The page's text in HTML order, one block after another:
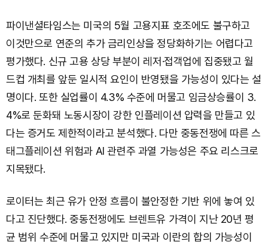
파이낸셜타임스는 미국의 5월 고용지표 호조에도 불구하고
이것만으로 연준의 추가 금리인상을 정당화하기는 어렵다고
평가했다. 신규 고용 상당 부분이 레저·접객업에 집중됐고 월
드컵 개최를 앞둔 일시적 요인이 반영됐을 가능성이 있다는 설
명이다. 또한 실업률이 4.3% 수준에 머물고 임금상승률이 3.
4%로 둔화돼 노동시장이 강한 인플레이션 압력을 만들고 있
다는 증거도 제한적이라고 분석했다. 다만 중동전쟁에 따른 스
태그플레이션 위험과 AI 관련주 과열 가능성은 주요 리스크로
지목됐다.
로이터는 최근 유가 안정 흐름이 불안정한 기반 위에 놓여 있
다고 진단했다. 중동전쟁에도 브렌트유 가격이 지난 20년 평
균 범위 수준에 머물고 있지만 미국과 이란의 합의 가능성이